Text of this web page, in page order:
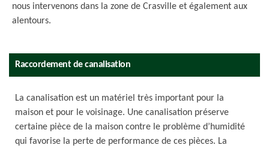
nous intervenons dans la zone de Crasville et également aux
alentours.
Raccordement de canalisation
La canalisation est un matériel très important pour la
maison et pour le voisinage. Une canalisation préserve
certaine pièce de la maison contre le problème d’humidité
qui favorise la perte de performance de ces pièces. La